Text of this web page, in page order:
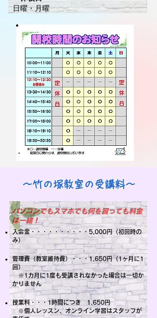
日曜・月曜
～竹の塚教室の受講料～
パソコンでもスマホでも何を習っても料金
は一緒！
入会金・・・・・・・・・・5,000円（初回時の
み）
管理費（教室維持費）・・・1,650円（1ヶ月に1
回）​
※1カ月に1度も受講されなかった場合は一切か
かりません
授業料・・・1時間につき 1,650円
※個人レッスン、オンライン学習はスタッフが